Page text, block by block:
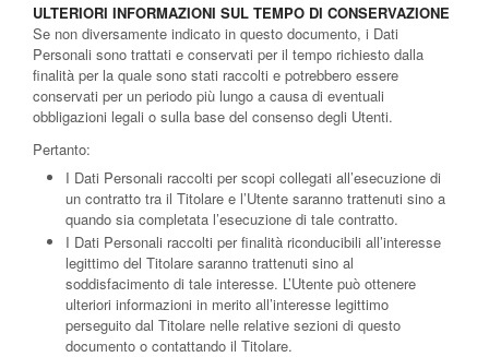
ULTERIORI INFORMAZIONI SUL TEMPO DI CONSERVAZIONE
Se non diversamente indicato in questo documento, i Dati
Personali sono trattati e conservati per il tempo richiesto dalla
finalità per la quale sono stati raccolti e potrebbero essere
conservati per un periodo più lungo a causa di eventuali
obbligazioni legali o sulla base del consenso degli Utenti.
Pertanto:
I Dati Personali raccolti per scopi collegati all’esecuzione di
un contratto tra il Titolare e l’Utente saranno trattenuti sino a
quando sia completata l’esecuzione di tale contratto.
I Dati Personali raccolti per finalità riconducibili all’interesse
legittimo del Titolare saranno trattenuti sino al
soddisfacimento di tale interesse. L’Utente può ottenere
ulteriori informazioni in merito all’interesse legittimo
perseguito dal Titolare nelle relative sezioni di questo
documento o contattando il Titolare.